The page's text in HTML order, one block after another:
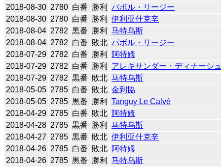
2018-08-30 2780 白番 勝利
パボル・リージー
2018-08-30 2780 白番 勝利
伊利亚什克辛
2018-08-04 2782 黒番 勝利
马特乌斯
2018-08-04 2782 白番 敗北 パボル・リージー
2018-07-29 2782 白番 勝利
阿特姆
2018-07-29 2782 白番 勝利
アレキサンダー・ディナーシ
2018-07-29 2782 黒番 敗北 马特乌斯
2018-05-05 2785 白番 敗北 金到協
2018-05-05 2785 黒番 勝利
Tanguy Le Calvé
2018-04-29 2785 白番 敗北 阿特姆
2018-04-28 2785 黒番 勝利
马特乌斯
2018-04-27 2785 黒番 敗北 伊利亚什克辛
2018-04-26 2785 白番 敗北 阿特姆
2018-04-26 2785 黒番 勝利
马特乌斯